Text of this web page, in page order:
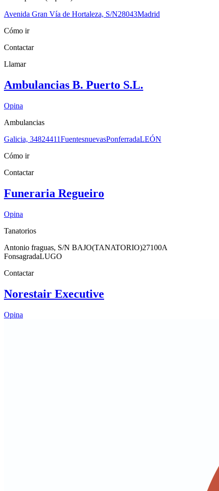
Avenida Gran Vía de Hortaleza, S/N28043Madrid
Cómo ir
Contactar
Llamar
Ambulancias B. Puerto S.L.
Opina
Ambulancias
Galicia, 34824411FuentesnuevasPonferradaLEÓN
Cómo ir
Contactar
Funeraria Regueiro
Opina
Tanatorios
Antonio fraguas, S/N BAJO(TANATORIO)27100A
FonsagradaLUGO
Contactar
Norestair Executive
Opina